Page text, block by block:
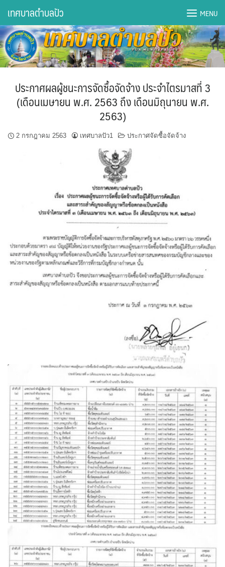
content
DWQA Ask Question
DWQA Questions
กองการศึกษา
กองยุทธศาสตร์และงบประมาณ
กองสาธารณสุขฯ
การเปิดเผยข้อมูลข่าวสารปี 2566 integrity transparency
assessment ITA2023
ข้อกำหนดการใช้งาน
ข้อมูลประชากร
ข้อมูลพื้นฐานของศูนย์บริการนักท่องเที่ยว เทศบาลตำบลปัว
งบแสดงฐานะการเงิน เทศบาลตำบลปัว ประจำปีงบประมาณ 2561
ติดต่อหน่วยงาน
ที่พัก
Amante Baristro Hotel & Cafe’ @Pua
C View Home
Deply
Go Hight ‘O Village
HOMU Villa
เทศบาลตำบลปัว MENU
ประกาศผลผู้ชนะการจัดซื้อจัดจ้าง ประจำไตรมาสที่ 3
(เดือนเมษายน พ.ศ. 2563 ถึง เดือนมิถุนายน พ.ศ.
2563)
2 กรกฎาคม 2563 เทศบาลปัว1 ประกาศจัดซื้อจัดจ้าง